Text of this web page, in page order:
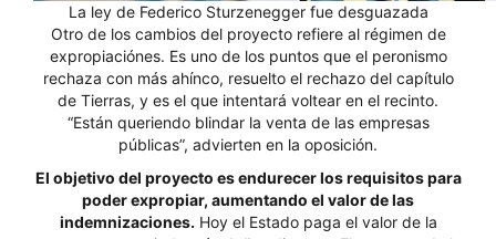
La ley de Federico Sturzenegger fue desguazada
Otro de los cambios del proyecto refiere al régimen de
expropiaciónes. Es uno de los puntos que el peronismo
rechaza con más ahínco, resuelto el rechazo del capítulo
de Tierras, y es el que intentará voltear en el recinto.
“Están queriendo blindar la venta de las empresas
públicas”, advierten en la oposición.
El objetivo del proyecto es endurecer los requisitos para
poder expropiar, aumentando el valor de las
indemnizaciones. Hoy el Estado paga el valor de la